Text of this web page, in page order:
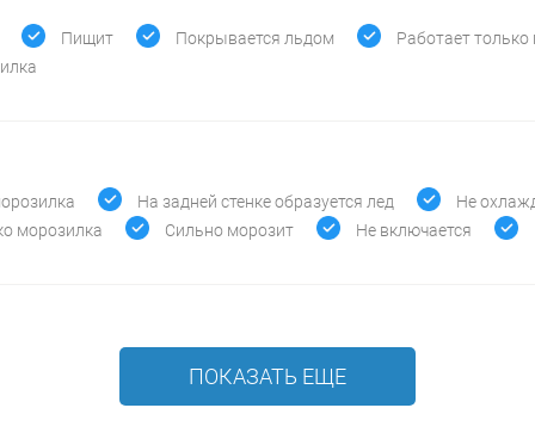
Пищит Покрывается льдом
Работает
На задней стенке образуется лед
Не
морозилка
Сильно морозит Не включается
ПОКАЗАТЬ ЕЩЕ